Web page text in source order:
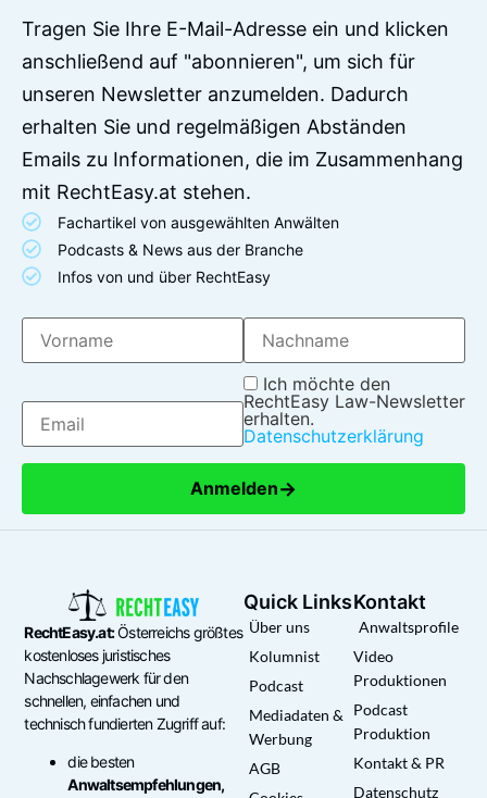
Tragen Sie Ihre E-Mail-Adresse ein und klicken
anschließend auf "abonnieren", um sich für
unseren Newsletter anzumelden. Dadurch
erhalten Sie und regelmäßigen Abständen
Emails zu Informationen, die im Zusammenhang
mit RechtEasy.at stehen.
Fachartikel von ausgewählten Anwälten
Podcasts & News aus der Branche
Infos von und über RechtEasy
Ich möchte den
RechtEasy Law-Newsletter
erhalten.
Datenschutzerklärung
Anmelden→
RechtEasy.at:Österreichs größtes
kostenloses juristisches
Nachschlagewerk für den
schnellen, einfachen und
technisch fundierten Zugriff auf:
die besten
Anwaltsempfehlungen,
Quick Links
Über uns
Kolumnist
Podcast
Mediadaten &
Werbung
AGB
Kontakt
Anwaltsprofile
Video
Produktionen
Podcast
Produktion
Kontakt & PR
Datenschutz